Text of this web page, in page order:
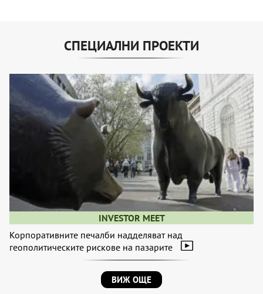
СПЕЦИАЛНИ ПРОЕКТИ
INVESTOR MEET
Корпоративните печалби надделяват над
геополитическите рискове на пазарите
ВИЖ ОЩЕ